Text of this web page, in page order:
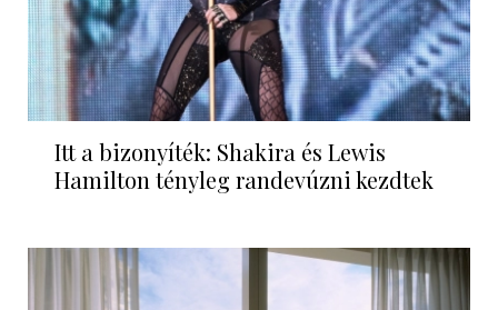
Itt a bizonyíték: Shakira és Lewis
Hamilton tényleg randevúzni kezdtek